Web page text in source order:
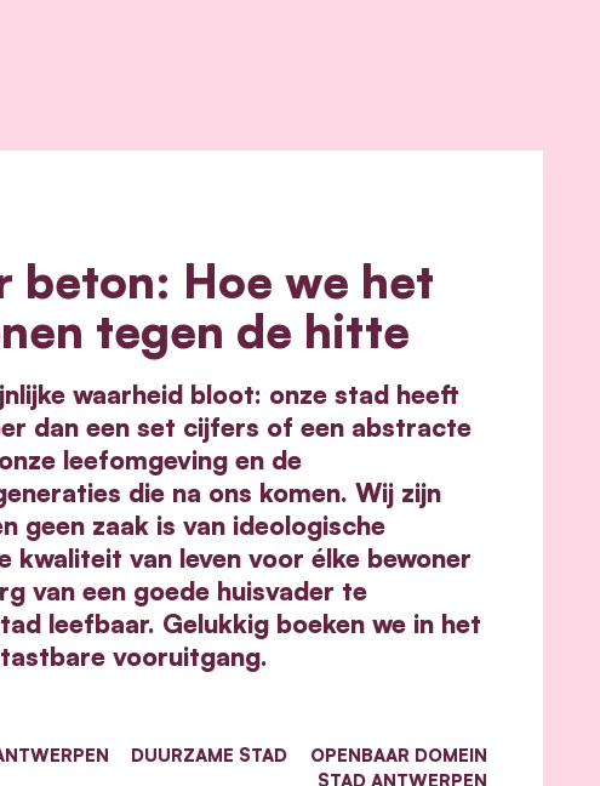
beton: Hoe we het
tegen de hitte
waarheid bloot: onze stad heeft
dan een set cijfers of een abstracte
leefomgeving en de
die na ons komen. Wij zijn
geen zaak is van ideologische
van leven voor élke bewoner
van een goede huisvader te
leefbaar. Gelukkig boeken we in het
vooruitgang.
DUURZAME STAD
OPENBAAR DOMEIN
STAD ANTWERPEN